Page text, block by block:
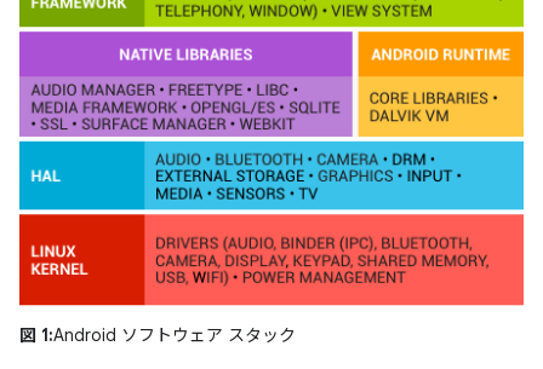
図 1:Android ソフトウェア スタック